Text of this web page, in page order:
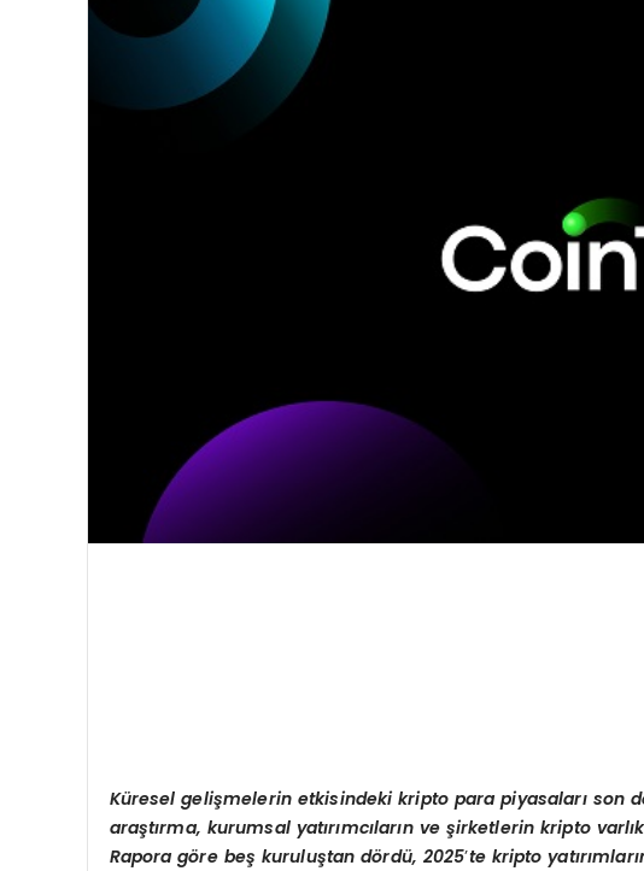
Küresel gelişmelerin etkisindeki kripto para piyasaları son d
araştırma, kurumsal yatırımcıların ve şirketlerin kripto
Rapora göre beş kuruluştan dördü, 2025’te kripto